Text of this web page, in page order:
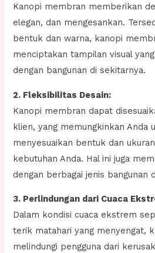
Kanopi membran memberikan
elegan, dan mengesankan.
bentuk dan warna, kanopi
menciptakan tampilan visual
dengan bangunan di sekitarnya.
2. Fleksibilitas Desain:
Kanopi membran dapat
klien, yang memungkinkan Anda
menyesuaikan bentuk dan
kebutuhan Anda. Hal ini juga
dengan berbagai jenis bangunan
3. Perlindungan dari Cuaca
Dalam kondisi cuaca ekstrem
terik matahari yang menyengat,
melindungi pengguna dari